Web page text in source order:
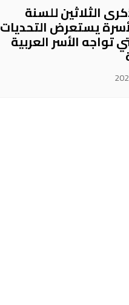
الثلاثين للسنة
يستعرض التحديات
تواجه الأسر العربية